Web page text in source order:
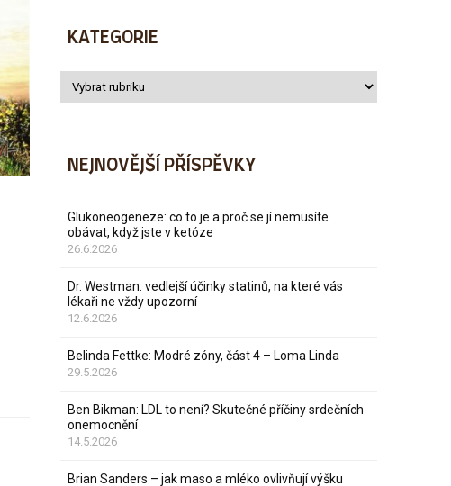
KATEGORIE
NEJNOVĚJŠÍ PŘÍSPĚVKY
Glukoneogeneze: co to je a proč se jí nemusíte
obávat, když jste v ketóze
26.6.2026
Dr. Westman: vedlejší účinky statinů, na které vás
lékaři ne vždy upozorní
12.6.2026
Belinda Fettke: Modré zóny, část 4 – Loma Linda
29.5.2026
Ben Bikman: LDL to není? Skutečné příčiny srdečních
onemocnění
14.5.2026
Brian Sanders – jak maso a mléko ovlivňují výšku